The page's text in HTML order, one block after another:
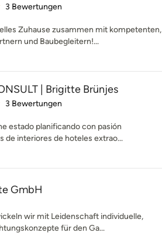
5 von 5 Sternen
3 Bewertungen
Zuhause zusammen mit kompetenten,
und Baubegleitern!...
| Brigitte Brünjes
4.7 von 5 Sternen
3 Bewertungen
estado planificando con pasión
de interiores de hoteles extrao...
GmbH
wir mit Leidenschaft individuelle,
für den Ga...